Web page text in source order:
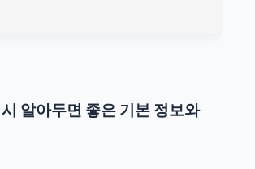
알아두면 좋은 기본 정보와